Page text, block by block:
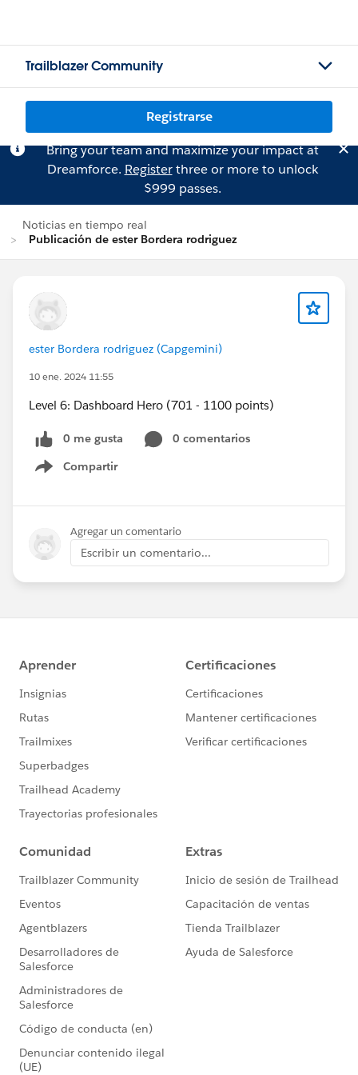
Trailblazer Community
Registrarse
Bring your team and maximize your impact at
Dreamforce. Registerthree or more to unlock
$999 passes.
Noticias en tiempo real
Publicación de ester Bordera rodriguez
ester Bordera rodriguez (Capgemini)
10 ene. 2024 11:55
Level 6: Dashboard Hero (701 - 1100 points)
0 me gusta
0 comentarios
Compartir
Show menu
Agregar un comentario
Escribir un comentario...